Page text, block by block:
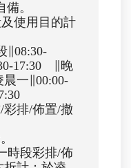
。
使用目的計
∥08:30-
17:30 ∥晚
晨一∥00:00-
彩排/佈置/撤
時段彩排/佈